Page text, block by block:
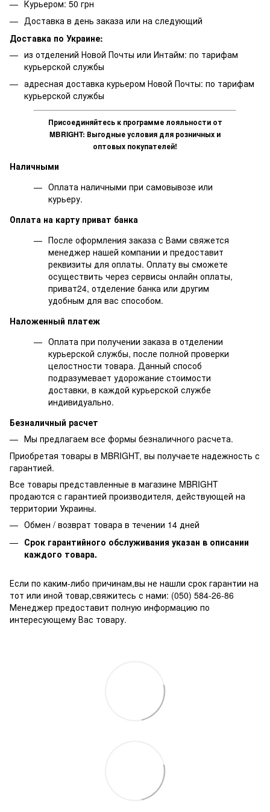
Курьером: 50 грн
Доставка в день заказа или на следующий
Доставка по Украине:
из отделений Новой Почты или Интайм: по тарифам
курьерской службы
адресная доставка курьером Новой Почты: по тарифам
курьерской службы
Присоединяйтесь к программе лояльности от
MBRIGHT: Выгодные условия для розничных и
оптовых покупателей!
Наличными
Оплата наличными при самовывозе или
курьеру.
Оплата на карту приват банка
После оформления заказа с Вами свяжется
менеджер нашей компании и предоставит
реквизиты для оплаты. Оплату вы сможете
осуществить через сервисы онлайн оплаты,
приват24, отделение банка или другим
удобным для вас способом.
Наложенный платеж
Оплата при получении заказа в отделении
курьерской службы, после полной проверки
целостности товара. Данный способ
подразумевает удорожание стоимости
доставки, в каждой курьерской службе
индивидуально.​
Безналичный расчет
Мы предлагаем все формы безналичного расчета.
Приобретая товары в MBRIGHT, вы получаете надежность с
гарантией.
Все товары представленные в магазине MBRIGHT
продаются с гарантией производителя, действующей на
территории Украины.
Обмен / возврат товара в течении 14 дней
Срок гарантийного обслуживания указан в описании
каждого товара.
Если по каким-либо причинам,вы не нашли срок гарантии на
тот или иной товар,свяжитесь с нами: (050) 584-26-86
Менеджер предоставит полную информацию по
интересующему Вас товару.